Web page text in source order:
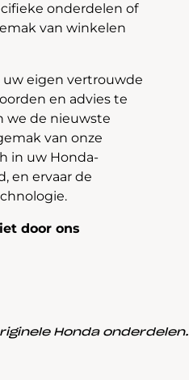
onderdelen of
van winkelen
uw eigen vertrouwde
en advies te
we de nieuwste
van onze
in uw Honda-
en ervaar de
door ons
Honda onderdelen.